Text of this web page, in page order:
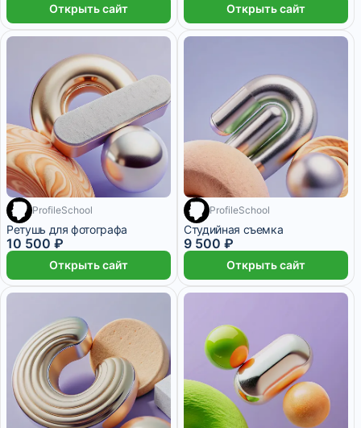
Открыть сайт Открыть сайт
ProfileSchool
Ретушь для фотографа
10 500 ₽
Открыть сайт
ProfileSchool
Студийная съемка
9 500 ₽
Открыть сайт